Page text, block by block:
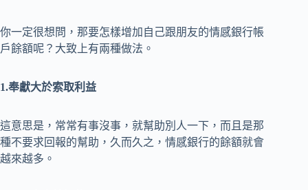
你一定很想問，那要怎樣增加自己跟朋友的情感銀行帳
戶餘額呢？大致上有兩種做法。
1.奉獻大於索取利益
這意思是，常常有事沒事，就幫助別人一下，而且是那
種不要求回報的幫助，久而久之，情感銀行的餘額就會
越來越多。